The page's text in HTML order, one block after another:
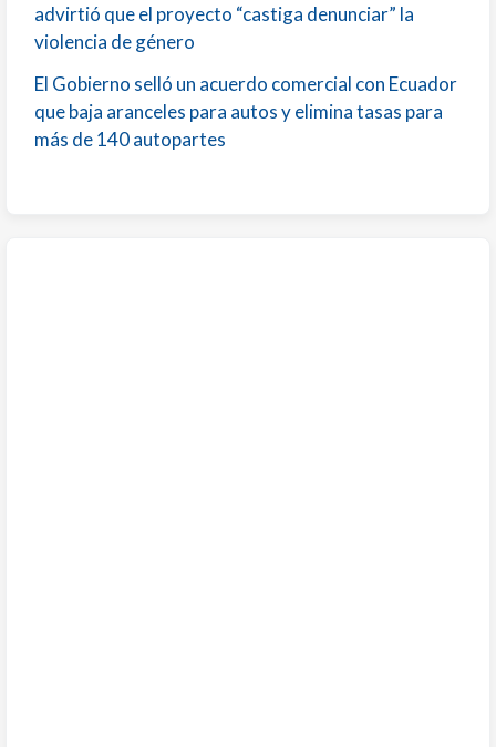
advirtió que el proyecto “castiga denunciar” la
violencia de género
El Gobierno selló un acuerdo comercial con Ecuador
que baja aranceles para autos y elimina tasas para
más de 140 autopartes